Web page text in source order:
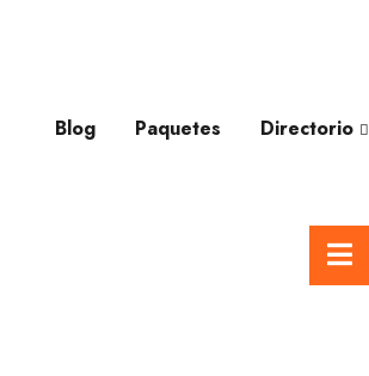
Blog Paquetes Directorio